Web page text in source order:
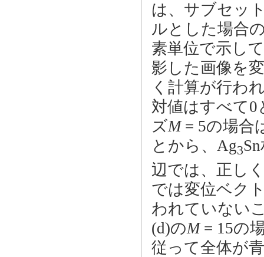
は、サブセッ
ルとした場合
素単位で示し
影した画像を
く計算が行わ
対値はすべて
ズM= 5の場合
とから、Ag3
辺では、正し
では変位ベク
われていない
(d)のM= 15の
従って全体が